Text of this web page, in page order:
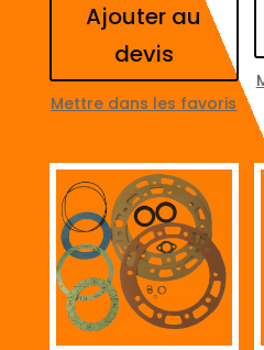
Ajouter au
devis
Mettre dans les favoris